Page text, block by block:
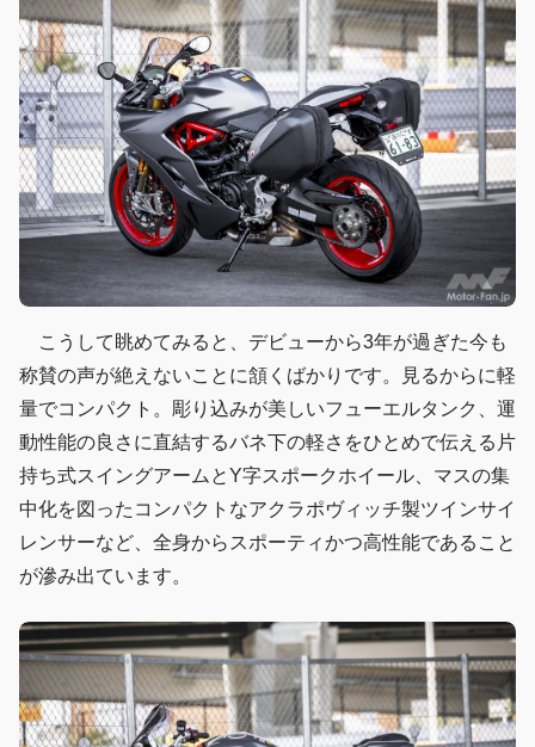
こうして眺めてみると、デビューから3年が過ぎた今も
称賛の声が絶えないことに頷くばかりです。見るからに軽
量でコンパクト。彫り込みが美しいフューエルタンク、運
動性能の良さに直結するバネ下の軽さをひとめで伝える片
持ち式スイングアームとY字スポークホイール、マスの集
中化を図ったコンパクトなアクラポヴィッチ製ツインサイ
レンサーなど、全身からスポーティかつ高性能であること
が滲み出ています。